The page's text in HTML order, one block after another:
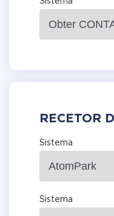
RECETOR
Sistema
Sistema